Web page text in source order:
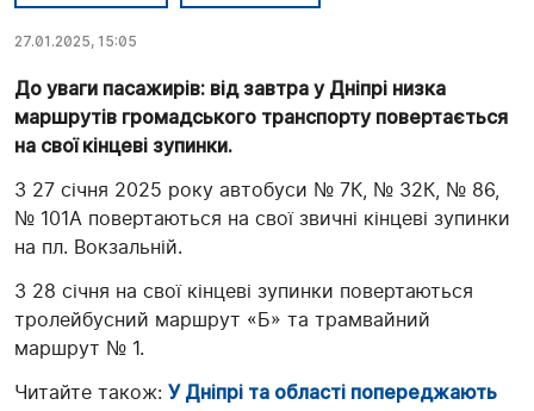
27.01.2025, 15:05
До уваги пасажирів: від завтра у Дніпрі низка
маршрутів громадського транспорту повертається
на свої кінцеві зупинки.
З 27 січня 2025 року автобуси № 7К, № 32К, № 86,
№ 101А повертаються на свої звичні кінцеві зупинки
на пл. Вокзальній.
З 28 січня на свої кінцеві зупинки повертаються
тролейбусний маршрут «Б» та трамвайний
маршрут № 1.
Читайте також: У Дніпрі та області попереджають